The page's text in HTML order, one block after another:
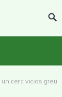
cerc vicios greu